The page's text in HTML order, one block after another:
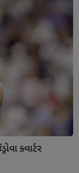
ક્વાર્ટર